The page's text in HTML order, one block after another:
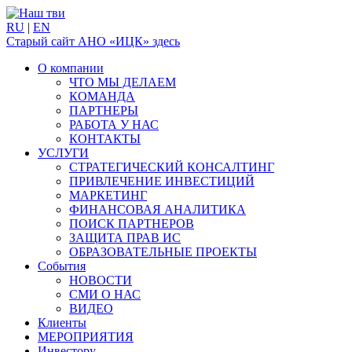
RU | EN
Старый сайт АНО «ИЦК» здесь
О компании
ЧТО МЫ ДЕЛАЕМ
КОМАНДА
ПАРТНЕРЫ
РАБОТА У НАС
КОНТАКТЫ
УСЛУГИ
СТРАТЕГИЧЕСКИЙ КОНСАЛТИНГ
ПРИВЛЕЧЕНИЕ ИНВЕСТИЦИЙ
МАРКЕТИНГ
ФИНАНСОВАЯ АНАЛИТИКА
ПОИСК ПАРТНЕРОВ
ЗАЩИТА ПРАВ ИС
ОБРАЗОВАТЕЛЬНЫЕ ПРОЕКТЫ
События
НОВОСТИ
СМИ О НАС
ВИДЕО
Клиенты
МЕРОПРИЯТИЯ